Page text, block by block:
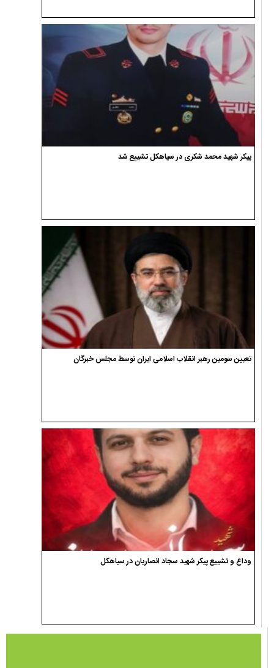
پیکر شهید محمد شکری در سیاهکل تشییع شد
تعیین سومین رهبر انقلاب اسلامی ایران توسط مجلس خبرگان
وداع و تشییع پیکر شهید سجاد انصاریان در سیاهکل